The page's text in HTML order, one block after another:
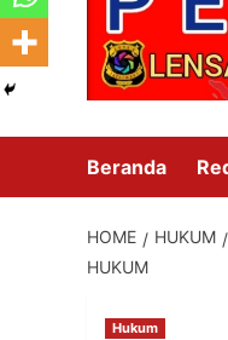
Beranda
HOME HUKUM
HUKUM
Hukum